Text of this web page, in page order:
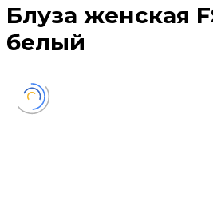
Блуза женская
белый